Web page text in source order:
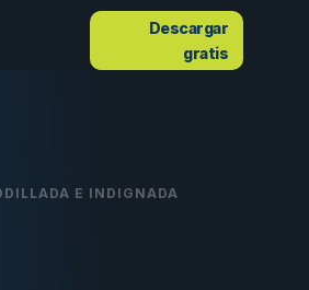
Descargar
gratis
E INDIGNADA